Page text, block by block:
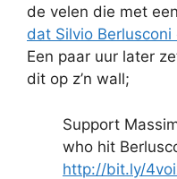
de velen die met
dat Silvio
Een paar uur later
dit op z’n wall;
Support
who hit
http://bit.ly/